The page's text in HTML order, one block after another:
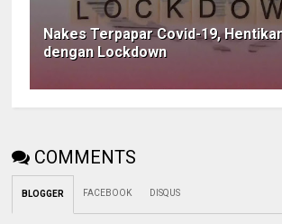
Nakes Terpapar Covid-19,
dengan Lockdown
COMMENTS
BLOGGER FACEBOOK DISQUS